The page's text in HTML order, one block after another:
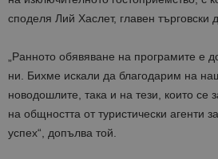
споделя Лий Хаслет, главен търговски
„Ранното обявяване на програмите е
ни. Бихме искали да благодарим на
новодошлите, така и на тези, които се
на общността от туристически агенти
успех“, допълва той.